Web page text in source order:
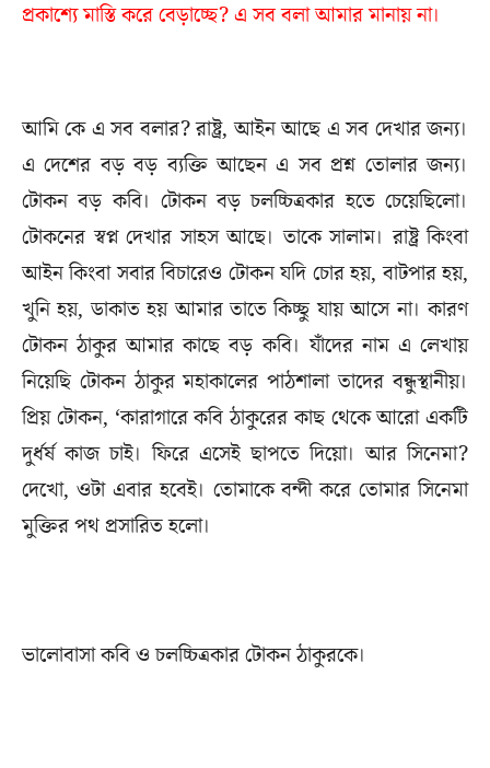
প্রকাশ্যে মাস্তি করে বেড়াচ্ছে? এ সব বলা আমার মানায় না।
আমি কে এ সব বলার? রাষ্ট্র, আইন আছে এ সব দেখার জন্য।
এ দেশের বড় বড় ব্যক্তি আছেন এ সব প্রশ্ন তোলার জন্য।
টোকন বড় কবি। টোকন বড় চলচ্চিত্রকার হতে চেয়েছিলো।
টোকনের স্বপ্ন দেখার সাহস আছে। তাকে সালাম। রাষ্ট্র কিংবা
আইন কিংবা সবার বিচারেও টোকন যদি চোর হয়, বাটপার হয়,
খুনি হয়, ডাকাত হয় আমার তাতে কিচ্ছু যায় আসে না। কারণ
টোকন ঠাকুর আমার কাছে বড় কবি। যাঁদের নাম এ লেখায়
নিয়েছি টোকন ঠাকুর মহাকালের পাঠশালা তাদের বন্ধুস্থানীয়।
প্রিয় টোকন, ‘কারাগারে কবি ঠাকুরের কাছ থেকে আরো একটি
দুর্ধর্ষ কাজ চাই। ফিরে এসেই ছাপতে দিয়ো। আর সিনেমা?
দেখো, ওটা এবার হবেই। তোমাকে বন্দী করে তোমার সিনেমা
মুক্তির পথ প্রসারিত হলো।
ভালোবাসা কবি ও চলচ্চিত্রকার টোকন ঠাকুরকে।